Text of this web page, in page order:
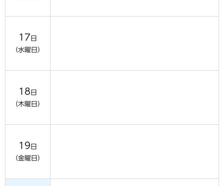
17 日
（水曜日）
18 日
（木曜日）
19 日
（金曜日）